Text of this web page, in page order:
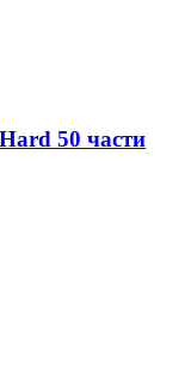
50 части